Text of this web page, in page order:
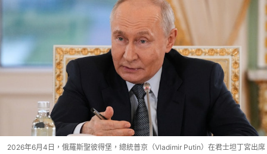
2026年6月4日，俄羅斯聖彼得堡，總統普京（Vladimir Putin）在君士坦丁宮出席